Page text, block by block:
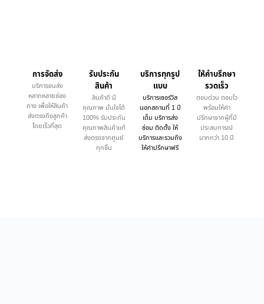
การจัดส่ง
บริการขนส่ง
หลากหลายช่อง
ทาง เพื่อให้สินค้า
ส่งตรงถึงลูกค้า
โดยเร็วที่สุด
รับประกัน
สินค้า
สินค้าดี มี
คุณภาพ มั่นใจได้
100% รับประกัน
คุณภาพสินค้าแท้
ส่งตรงจากศูนย์
ทุกชิ้น
บริการทุกรูป
แบบ
บริการเซอร์วิส
นอกสถานที่ 1 ปี
เต็ม บริการส่ง
ซ่อม ติดตั้ง ให้
บริการและรวมถึง
ให้คำปรึกษาฟรี
ให้คำบรึกษา
รวดเร็ว
ตอบด่วน ตอบไว
พร้อมให้คำ
ปรึกษาจากผู้ที่มี
ประสบการณ์
มากกว่า 10 ปี